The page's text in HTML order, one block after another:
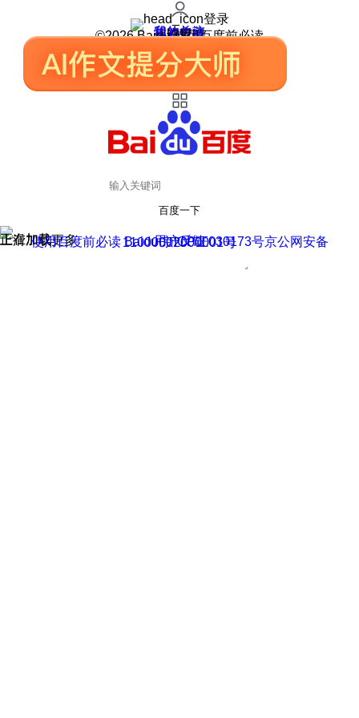
登录
我的关注
我的收藏
皮肤中心
用户反馈
设置
©2026 Baidu 使用百度前必读
百度一下
正在加载
上滑加载更多 用户反馈
使用百度前必读 Baidu 京ICP证030173号
京公网安备11000002000001号